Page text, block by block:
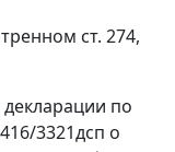
ст. 274,
по
3321дсп о